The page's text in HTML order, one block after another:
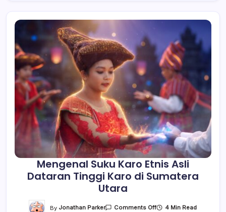
Mengenal Suku Karo Etnis Asli
Dataran Tinggi Karo di Sumatera
Utara
By Jonathan Parker Comments OffOn 4 Min Read